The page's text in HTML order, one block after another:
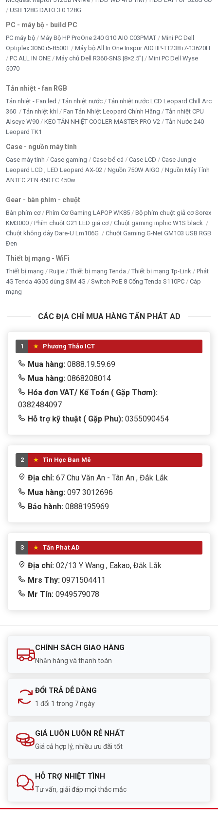
USB 128G DATO 3.0 128G
PC - máy bộ - build PC
PC máy bộ Máy Bộ HP ProOne 240 G10 AIO C03PMAT
Mini PC Dell
Optiplex 3060 i5-8500T
Máy bộ All In One Inspur AIO IIP-TT238 i7-13620H
PC ALL IN ONE
Máy chủ Dell R360-SNS |8×2.5”|
Mini PC Dell Wyse
5070
Tản nhiệt - fan RGB
Tản nhiệt - Fan led Tản nhiệt nước
Tản nhiệt nước LCD Leopard Chill Arc
360
Tản nhiệt khí Fan Tản Nhiệt Leopard Chính Hãng
Tản nhiệt CPU
Alseye W90
KEO TẢN NHIỆT COOLER MASTER PRO V2
Tản Nước 240
Leopard TK1
Case - nguồn máy tính
Case máy tính Case gaming Case bể cá Case LCD
Case Jungle
Leopard LCD , LED Leopard AX-02
Nguồn 750W AIGO
Nguồn Máy Tính
ANTEC ZEN 450 EC 450w
Gear - bàn phím - chuột
Bàn phím cơ Phím Cơ Gaming LAPOP WK85
Bộ phím chuột giả cơ Sorex
KM3000
Phím chuột G21 LED giả cơ
Chuột gaming inphic W1S black
Chuột không dây Dare-U Lm106G
Chuột Gaming G-Net GM103 USB RGB
Đen
Thiết bị mạng - WiFi
Thiết bị mạng Ruijie Thiết bị mạng Tenda Thiết bị mạng Tp-Link
Phát
4G Tenda 4G05 dùng SIM 4G
Switch PoE 8 Cổng Tenda S110PC
Cáp
mạng
CÁC ĐỊA CHỈ MUA HÀNG TẤN PHÁT AD
1 Phương Thảo ICT
Mua hàng: 0888.19.59.69
Mua hàng: 0868208014
Hóa đơn VAT/ Kế Toán ( Gặp Thơm):
0382484097
Hỗ trợ kỹ thuật ( Gặp Phu): 0355090454
2 Tin Học Ban Mê
Địa chỉ: 67 Chu Văn An - Tân An , Đắk Lắk
Mua hàng: 097 3012696
Bảo hành: 0888195969
3 Tấn Phát AD
Địa chỉ: 02/13 Y Wang , Eakao, Đắk Lắk
Mrs Thy: 0971504411
Mr Tín: 0949579078
CHÍNH SÁCH GIAO HÀNG
Nhận hàng và thanh toán
ĐỔI TRẢ DỄ DÀNG
1 đổi 1 trong 7 ngày
GIÁ LUÔN LUÔN RẺ NHẤT
Giá cả hợp lý, nhiều ưu đãi tốt
HỖ TRỢ NHIỆT TÌNH
Tư vấn, giải đáp mọi thắc mắc